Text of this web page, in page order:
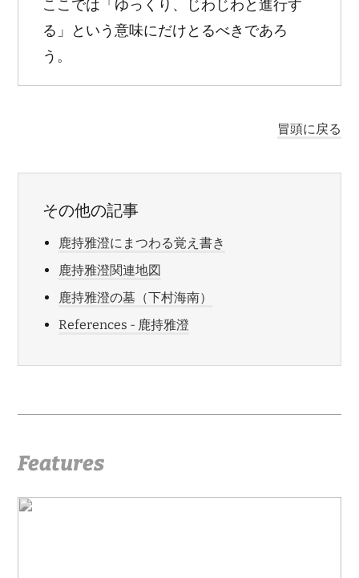
ここでは「ゆっくり、じわじわと進行す
る」という意味にだけとるべきであろ
う。
冒頭に戻る
その他の記事
鹿持雅澄にまつわる覚え書き
鹿持雅澄関連地図
鹿持雅澄の墓（下村海南）
References - 鹿持雅澄
Features